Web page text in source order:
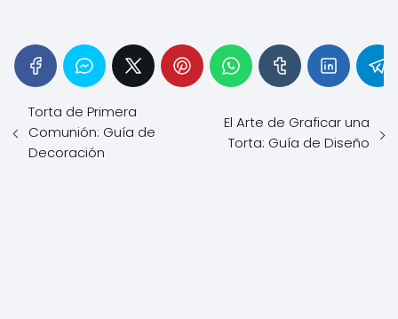
Torta de Primera
Comunión: Guía de
Decoración
El Arte de Graficar una
Torta: Guía de Diseño